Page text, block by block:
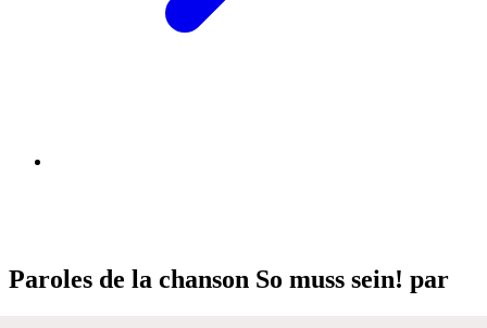
Paroles de la chanson So muss sein! par